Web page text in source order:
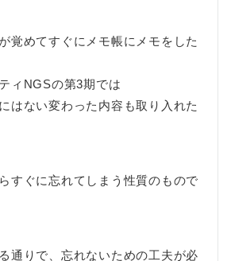
覚めてすぐにメモ帳にメモをした
ィNGSの第3期では
はない変わった内容も取り入れた
すぐに忘れてしまう性質のもので
通りで、忘れないための工夫が必